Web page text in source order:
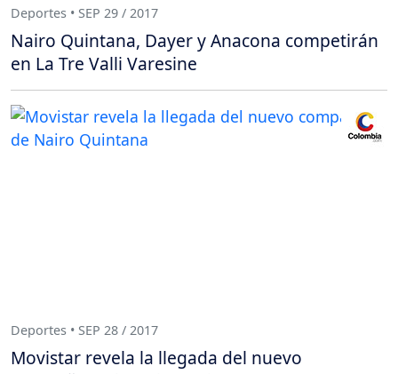
Deportes • SEP 29 / 2017
Nairo Quintana, Dayer y Anacona competirán
en La Tre Valli Varesine
Deportes • SEP 28 / 2017
Movistar revela la llegada del nuevo